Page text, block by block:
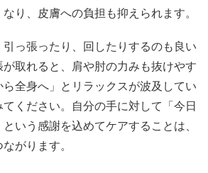
り、皮膚への負担も抑えられます。
っ張ったり、回したりするのも良い
取れると、肩や肘の力みも抜けやす
ら全身へ」とリラックスが波及してい
てください。自分の手に対して「今日
いう感謝を込めてケアすることは、
がります。